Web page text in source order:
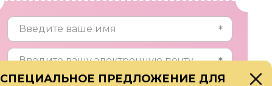
СПЕЦИАЛЬНОЕ ПРЕДЛОЖЕНИЕ ДЛЯ